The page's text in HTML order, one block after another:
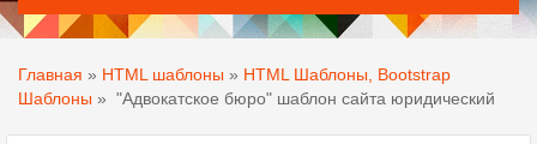
Главная » HTML шаблоны » HTML Шаблоны, Bootstrap
Шаблоны » "Адвокатское бюро" шаблон сайта юридический